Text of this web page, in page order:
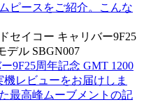
ピースをご紹介。こんな
9F25周年記念 GMT 1200
レビューをお届けしま
最高峰ムーブメントの記